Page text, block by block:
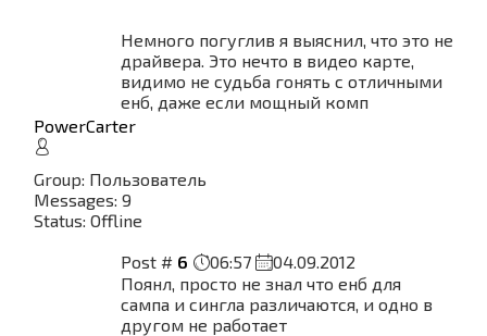
Немного погуглив я выяснил, что это не
драйвера. Это нечто в видео карте,
видимо не судьба гонять с отличными
енб, даже если мощный комп
PowerCarter
Group: Пользователь
Messages: 9
Status: Offline
Post # 6 06:57
04.09.2012
Поянл, просто не знал что енб для
сампа и сингла различаются, и одно в
другом не работает